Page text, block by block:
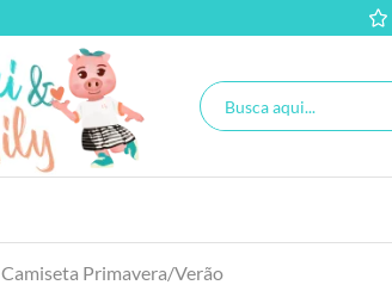
Camiseta Primavera/Verão